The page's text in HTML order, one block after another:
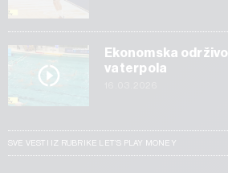
Ekonomska
vaterpola
SVE VESTI IZ RUBRIKE LET’S PLAY MONEY